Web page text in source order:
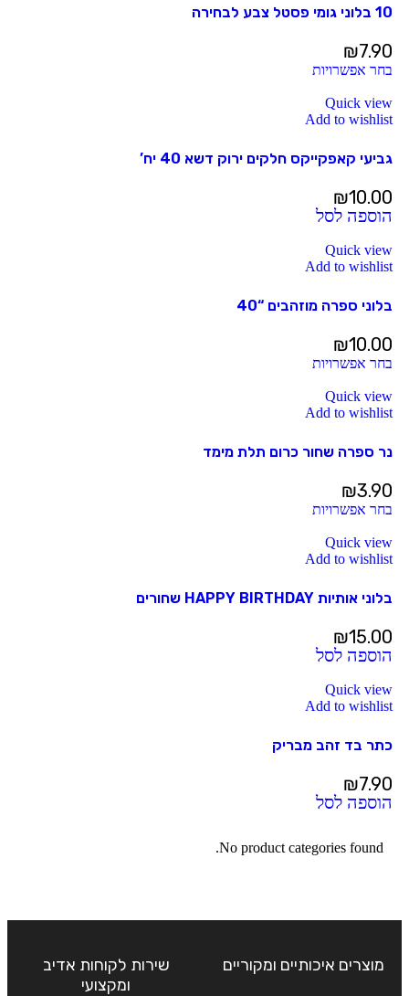
10 בלוני גומי פסטל צבע לבחירה
₪7.90
בחר אפשרויות
Quick view
Add to wishlist
גביעי קאפקייקס חלקים ירוק דשא 40 יח’
₪10.00
הוספה לסל
Quick view
Add to wishlist
בלוני ספרה מוזהבים “40
₪10.00
בחר אפשרויות
Quick view
Add to wishlist
נר ספרה שחור כרום תלת מימד
₪3.90
בחר אפשרויות
Quick view
Add to wishlist
בלוני אותיות HAPPY BIRTHDAY שחורים
₪15.00
הוספה לסל
Quick view
Add to wishlist
כתר בד זהב מבריק
₪7.90
הוספה לסל
No product categories found.
מוצרים איכותיים ומקוריים
שירות לקוחות אדיב
ומקצועי